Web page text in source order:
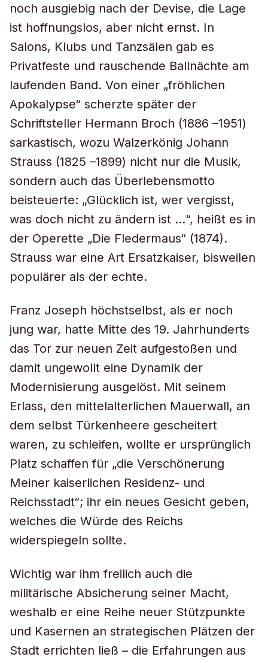
noch ausgiebig nach der Devise, die Lage
ist hoffnungslos, aber nicht ernst. In
Salons, Klubs und Tanzsälen gab es
Privatfeste und rauschende Ballnächte am
laufenden Band. Von einer „fröhlichen
Apokalypse“ scherzte später der
Schriftsteller Hermann Broch (1886 –1951)
sarkastisch, wozu Walzerkönig Johann
Strauss (1825 –1899) nicht nur die Musik,
sondern auch das Überlebensmotto
beisteuerte: „Glücklich ist, wer vergisst,
was doch nicht zu ändern ist …“, heißt es in
der Operette „Die Fledermaus“ (1874).
Strauss war eine Art Ersatzkaiser, bisweilen
populärer als der echte.
Franz Joseph höchstselbst, als er noch
jung war, hatte Mitte des 19. Jahrhunderts
das Tor zur neuen Zeit aufgestoßen und
damit ungewollt eine Dynamik der
Modernisierung ausgelöst. Mit seinem
Erlass, den mittelalterlichen Mauerwall, an
dem selbst Türkenheere gescheitert
waren, zu schleifen, wollte er ursprünglich
Platz schaffen für „die Verschönerung
Meiner kaiserlichen Residenz- und
Reichsstadt“; ihr ein neues Gesicht geben,
welches die Würde des Reichs
widerspiegeln sollte.
Wichtig war ihm freilich auch die
militärische Absicherung seiner Macht,
weshalb er eine Reihe neuer Stützpunkte
und Kasernen an strategischen Plätzen der
Stadt errichten ließ – die Erfahrungen aus